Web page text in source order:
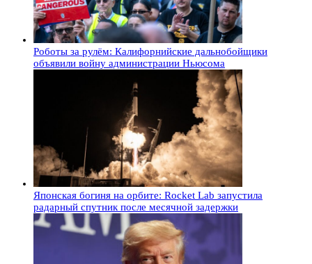
Роботы за рулём: Калифорнийские дальнобойщики
объявили войну администрации Ньюсома
Японская богиня на орбите: Rocket Lab запустила
радарный спутник после месячной задержки